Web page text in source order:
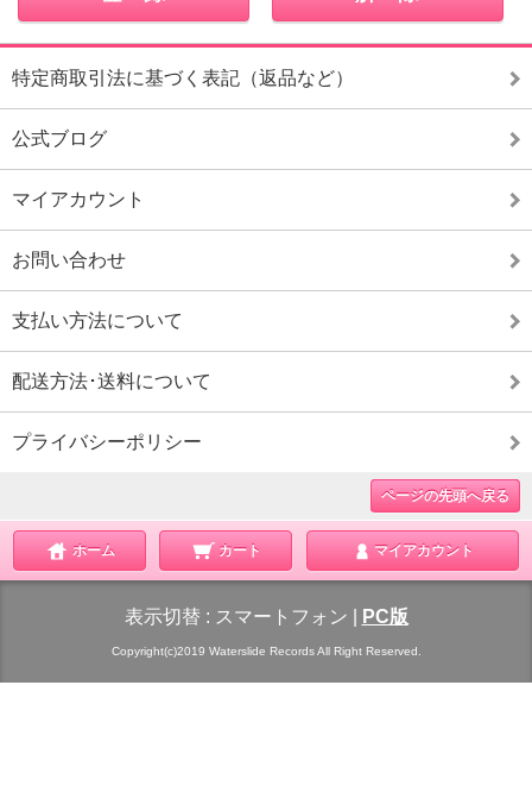
特定商取引法に基づく表記（返品など）
公式ブログ
マイアカウント
お問い合わせ
支払い方法について
配送方法･送料について
プライバシーポリシー
ページの先頭へ戻る
ホーム カート マイアカウント
表示切替 : スマートフォン PC版
Copyright(c)2019 Waterslide Records All Right Reserved.